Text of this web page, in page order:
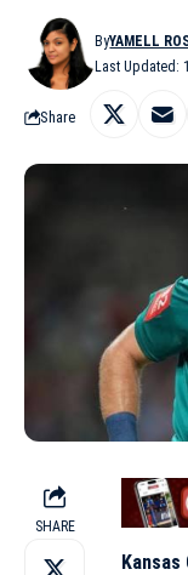
Last Updated:
ByYAMELL
Share
SHARE
Kansas